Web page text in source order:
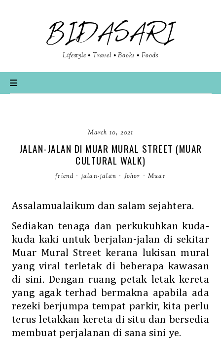
BIDASARI
Lifestyle • Travel • Books • Foods
March 10, 2021
JALAN-JALAN DI MUAR MURAL STREET (MUAR
CULTURAL WALK)
friend · jalan-jalan · Johor · Muar
Assalamualaikum dan salam sejahtera.
Sediakan tenaga dan perkukuhkan kuda-
kuda kaki untuk berjalan-jalan di sekitar
Muar Mural Street kerana lukisan mural
yang viral terletak di beberapa kawasan
di sini. Dengan ruang petak letak kereta
yang agak terhad bermakna apabila ada
rezeki berjumpa tempat parkir, kita perlu
terus letakkan kereta di situ dan bersedia
membuat perjalanan di sana sini ye.